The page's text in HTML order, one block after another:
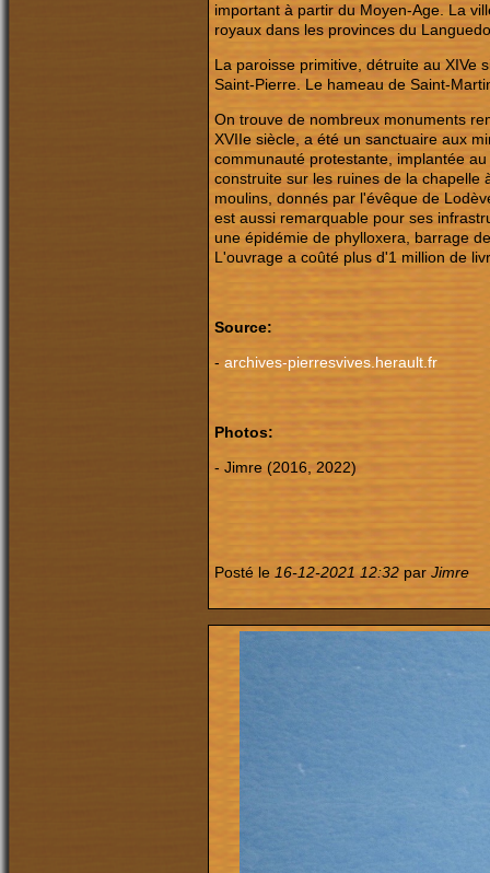
important à partir du Moyen-Age. La
royaux dans les provinces du
La paroisse primitive, détruite au XIVe
Saint-Pierre. Le hameau de Saint-
On trouve de nombreux monuments
XVIIe siècle, a été un sanctuaire aux
communauté protestante, implantée
construite sur les ruines de la chapelle
moulins, donnés par l'évêque de
est aussi remarquable pour ses
une épidémie de phylloxera, barrage
L'ouvrage a coûté plus d'1 million de
Source:
- archives-pierresvives.herault.fr
Photos:
- Jimre (2016, 2022)
Posté le 16-12-2021 12:32 par Jimre